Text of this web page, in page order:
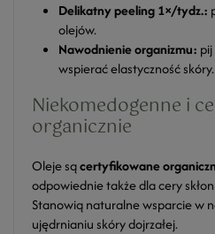
Delikatny peeling 1×/tydz.:
olejów.
Nawodnienie organizmu:
wspierać elastyczność skóry.
Niekomedogenne i
organicznie
Oleje sącertyfikowane
odpowiednie także dla cery
Stanowią naturalne wsparcie w
ujędrnianiu skóry dojrzałej.